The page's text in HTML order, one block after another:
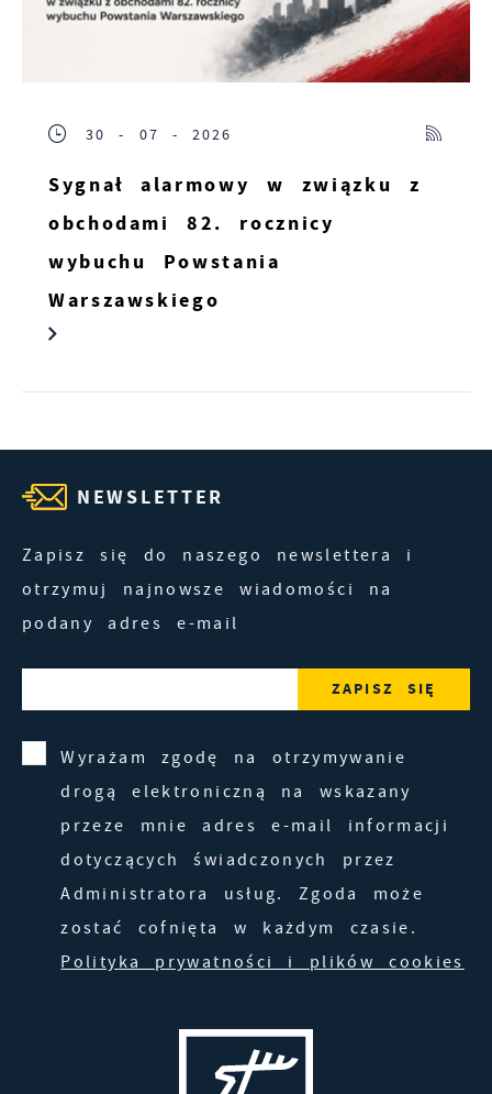
30 - 07 - 2026
Sygnał alarmowy w związku z
obchodami 82. rocznicy
wybuchu Powstania
Warszawskiego
NEWSLETTER
Zapisz się do naszego newslettera i
otrzymuj najnowsze wiadomości na
podany adres e-mail
Wyrażam zgodę na otrzymywanie
drogą elektroniczną na wskazany
przeze mnie adres e-mail informacji
dotyczących świadczonych przez
Administratora usług. Zgoda może
zostać cofnięta w każdym czasie.
Polityka prywatności i plików cookies